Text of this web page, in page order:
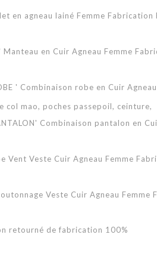
mao, poches passepoil, ceinture,
retourné de fabrication 100%
en agneau lainé Femme
Manteau en Cuir Agneau Femme
' Combinaison robe en Cuir
Combinaison pantalon en
Vent Veste Cuir Agneau Femme
Veste Cuir Agneau Femme
Agneau Femme Fabrication